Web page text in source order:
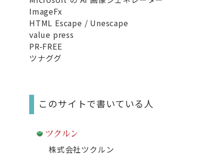
ImageFx
HTML Escape / Unescape
value press
PR-FREE
ツナググ
このサイトで書いている人
株式会社ツクルン